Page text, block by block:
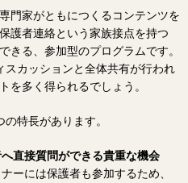
門家がともにつくるコンテンツを
護者連絡という家族接点を持つ
きる、参加型のプログラムです。
カッションと全体共有が行われ
を多く得られるでしょう。
特長があります。
直接質問ができる貴重な機会
ーには保護者も参加するため、